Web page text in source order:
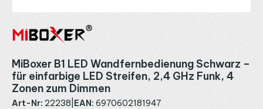
MiBoxer B1 LED Wandfernbedienung Schwarz –
für einfarbige LED Streifen, 2,4 GHz Funk, 4
Zonen zum Dimmen
Art-Nr: 22238 EAN: 6970602181947